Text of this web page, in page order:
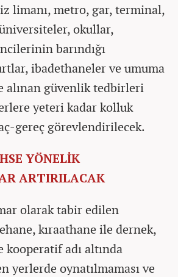
limanı, metro, gar, terminal,
okullar,
barındığı
ibadethaneler ve umuma
alınan güvenlik tedbirleri
yeteri kadar kolluk
gereç görevlendirilecek.
YÖNELİK
ARTIRILACAK
olarak tabir edilen
kıraathane ile dernek,
adı altında
yerlerde oynatılmaması ve